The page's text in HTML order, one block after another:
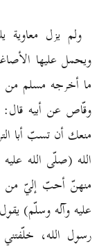
ولم يزل معاوية
ويحمل عليها
ما أخرجه مسلم من
وقّاص عن أبيه قال:
منعك أن تسبّ أبا
الله (صلّى الله
منهنّ أحبّ إليّ من
عليه وآله وسلّم)
رسول الله،